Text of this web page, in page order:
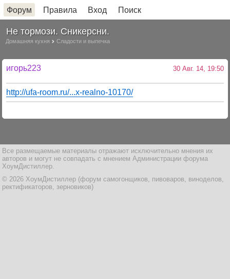
Форум Правила Вход Поиск
Не тормози. Сникерсни.
Домашняя кухня Сладости и выпечка
игорь223 30 Авг. 14, 19:50
http://ufa-room.ru/...x-realno-10170/
Все размещаемые материалы отражают исключительно мнения их
авторов и могут не совпадать с мнением Администрации форума
ХоумДистиллер.
© 2026 ХоумДистиллер (форум самогонщиков, пивоваров, виноделов,
ректификаторов, зерновиков)